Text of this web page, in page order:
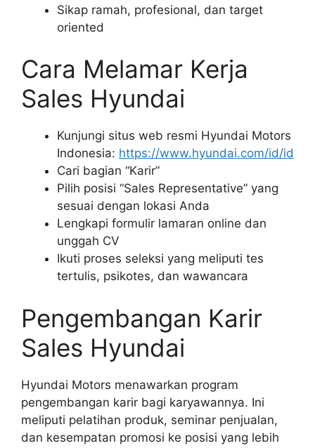
Sikap ramah, profesional, dan target
oriented
Cara Melamar Kerja
Sales Hyundai
Kunjungi situs web resmi Hyundai Motors
Indonesia: https://www.hyundai.com/id/id
Cari bagian “Karir”
Pilih posisi “Sales Representative” yang
sesuai dengan lokasi Anda
Lengkapi formulir lamaran online dan
unggah CV
Ikuti proses seleksi yang meliputi tes
tertulis, psikotes, dan wawancara
Pengembangan Karir
Sales Hyundai
Hyundai Motors menawarkan program
pengembangan karir bagi karyawannya. Ini
meliputi pelatihan produk, seminar penjualan,
dan kesempatan promosi ke posisi yang lebih